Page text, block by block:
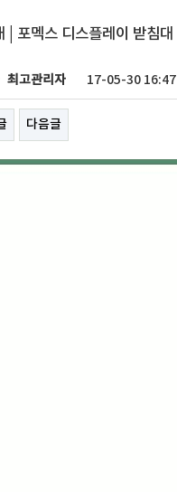
| 포멕스 디스플레이 받침대
최고관리자 17-05-30 16:47
다음글